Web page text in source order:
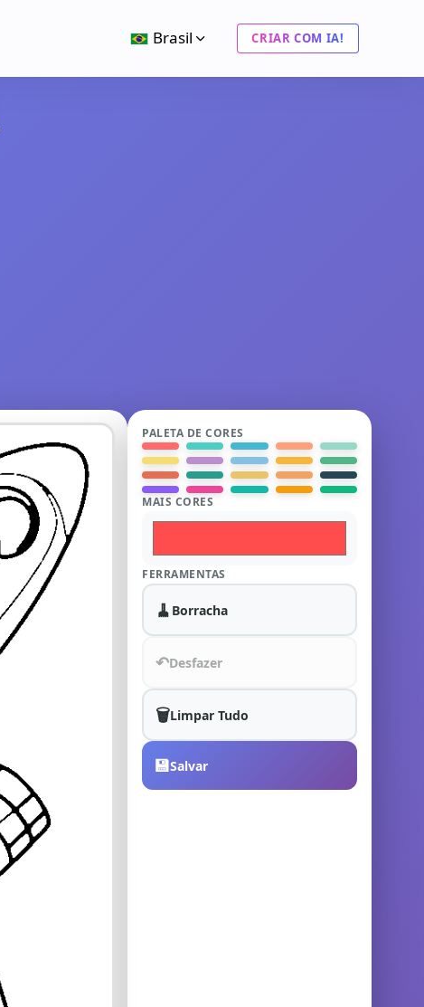
Brasil CRIAR COM IA!
PALETA DE CORES
MAIS CORES
FERRAMENTAS
🧹 Borracha
↶Desfazer
🗑️Limpar Tudo
💾Salvar